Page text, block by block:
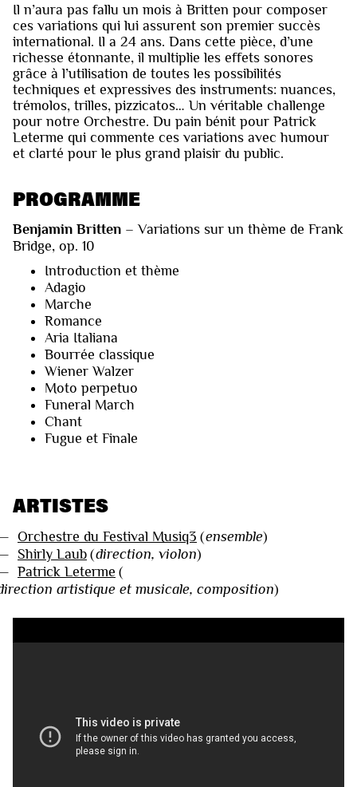
Il n’aura pas fallu un mois à Britten pour composer
ces variations qui lui assurent son premier succès
international. Il a 24 ans. Dans cette pièce, d’une
richesse étonnante, il multiplie les effets sonores
grâce à l’utilisation de toutes les possibilités
techniques et expressives des instruments: nuances,
trémolos, trilles, pizzicatos… Un véritable challenge
pour notre Orchestre. Du pain bénit pour Patrick
Leterme qui commente ces variations avec humour
et clarté pour le plus grand plaisir du public.
PROGRAMME
Benjamin Britten – Variations sur un thème de Frank
Bridge, op. 10
Introduction et thème
Adagio
Marche
Romance
Aria Italiana
Bourrée classique
Wiener Walzer
Moto perpetuo
Funeral March
Chant
Fugue et Finale
ARTISTES
Orchestre du Festival Musiq3 (ensemble)
Shirly Laub (direction, violon)
Patrick Leterme (
artistique et musicale, composition)